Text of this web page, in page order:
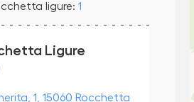
ligure: 1
Ligure
1, 15060 Rocchetta